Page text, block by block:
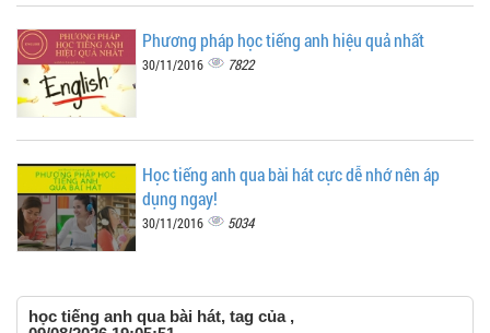
Phương pháp học tiếng anh hiệu quả nhất
30/11/2016 7822
Học tiếng anh qua bài hát cực dễ nhớ nên áp
dụng ngay!
30/11/2016 5034
học tiếng anh qua bài hát, tag của ,